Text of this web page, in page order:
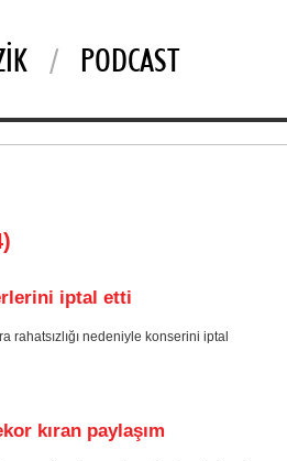
PODCAST
iptal etti
rahatsızlığı nedeniyle konserini iptal
kıran paylaşım